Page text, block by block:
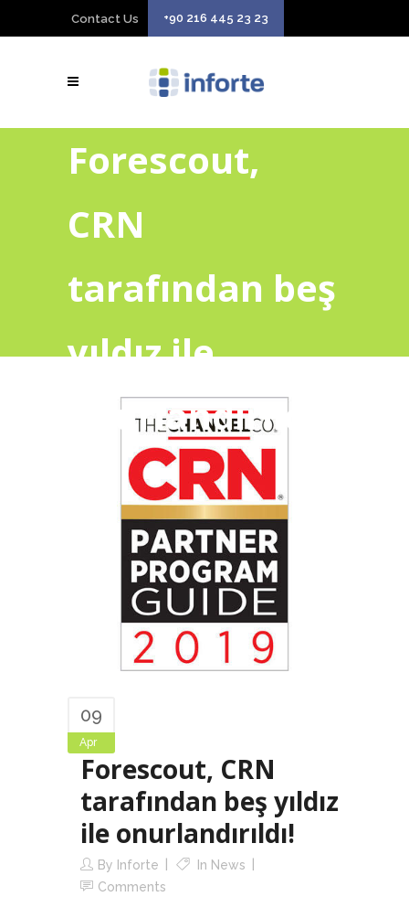
Contact Us +90 216 445 23 23
Forescout,
CRN
tarafından beş
yıldız ile
onurlandırıldı!
09
Apr
Forescout, CRN
tarafından beş yıldız
ile onurlandırıldı!
By Inforte In News
Comments